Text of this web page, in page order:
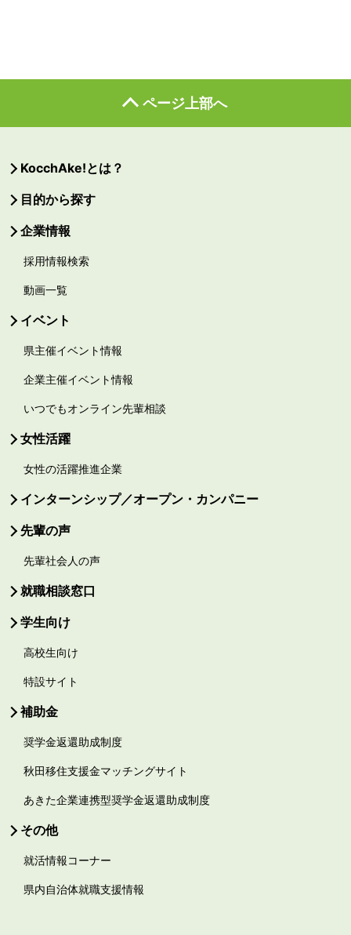
ページ上部へ
KocchAke!とは？
目的から探す
企業情報
採用情報検索
動画一覧
イベント
県主催イベント情報
企業主催イベント情報
いつでもオンライン先輩相談
女性活躍
女性の活躍推進企業
インターンシップ／オープン・カンパニー
先輩の声
先輩社会人の声
就職相談窓口
学生向け
高校生向け
特設サイト
補助金
奨学金返還助成制度
秋田移住支援金マッチングサイト
あきた企業連携型奨学金返還助成制度
その他
就活情報コーナー
県内自治体就職支援情報